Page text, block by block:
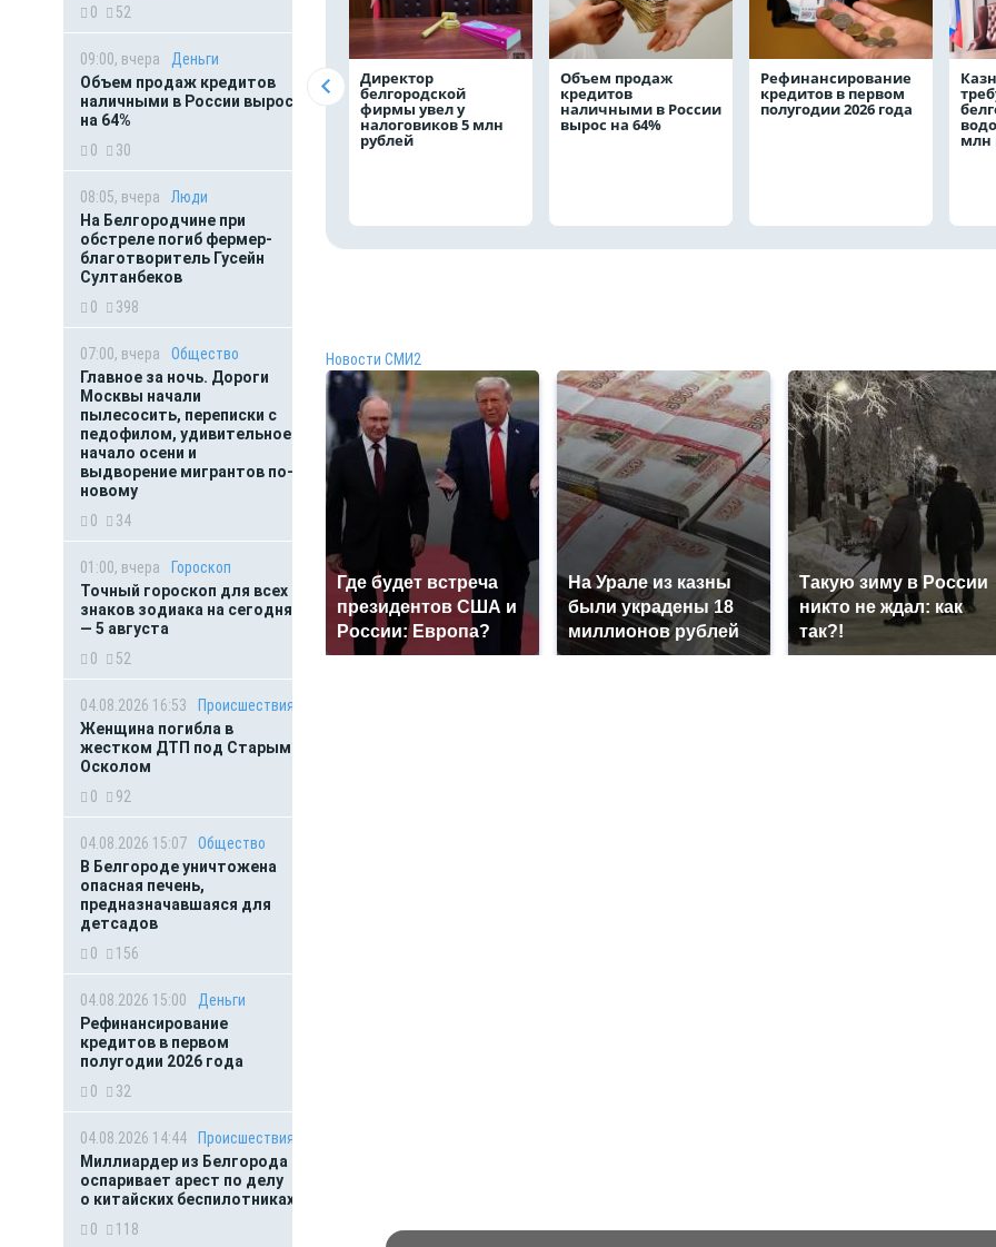
0
52
09:00, вчера
Деньги
Объем продаж кредитов
наличными в России вырос
на 64%
0
30
08:05, вчера
Люди
На Белгородчине при
обстреле погиб фермер-
благотворитель Гусейн
Султанбеков
0
398
07:00, вчера
Общество
Главное за ночь. Дороги
Москвы начали
пылесосить, переписки с
педофилом, удивительное
начало осени и
выдворение мигрантов по-
новому
0
34
01:00, вчера
Гороскоп
Точный гороскоп для всех
знаков зодиака на сегодня
— 5 августа
0
52
04.08.2026 16:53
Происшествия
Женщина погибла в
жестком ДТП под Старым
Осколом
0
92
04.08.2026 15:07
Общество
В Белгороде уничтожена
опасная печень,
предназначавшаяся для
детсадов
0
156
04.08.2026 15:00
Деньги
Рефинансирование
кредитов в первом
полугодии 2026 года
0
32
04.08.2026 14:44
Происшествия
Миллиардер из Белгорода
оспаривает арест по делу
о китайских беспилотниках
0
118
Директор
белгородской
фирмы увел у
налоговиков 5 млн
рублей
Объем продаж
кредитов
наличными в России
вырос на 64%
Рефинансирование
кредитов в первом
полугодии 2026 года
млн
Новости СМИ2
Где будет встреча
президентов США и
России: Европа?
На Урале из казны
были украдены 18
миллионов рублей
Такую зиму в России
никто не ждал: как
так?!